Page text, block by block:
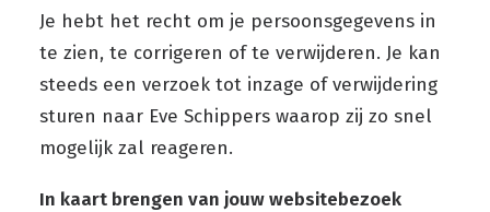
Je hebt het recht om je persoonsgegevens in
te zien, te corrigeren of te verwijderen. Je kan
steeds een verzoek tot inzage of verwijdering
sturen naar Eve Schippers waarop zij zo snel
mogelijk zal reageren.
In kaart brengen van jouw websitebezoek